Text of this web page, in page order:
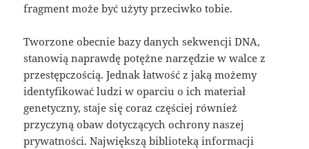
fragment może być użyty przeciwko tobie.
Tworzone obecnie bazy danych sekwencji DNA,
stanowią naprawdę potężne narzędzie w walce z
przestępczością. Jednak łatwość z jaką możemy
identyfikować ludzi w oparciu o ich materiał
genetyczny, staje się coraz częściej również
przyczyną obaw dotyczących ochrony naszej
prywatności. Największą biblioteką informacji